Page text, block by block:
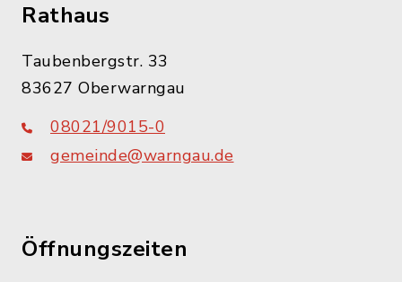
Rathaus
Taubenbergstr. 33
83627 Oberwarngau
08021/9015-0
gemeinde@warngau.de
Öffnungszeiten